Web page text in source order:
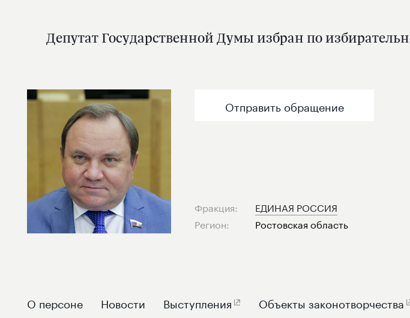
Депутат Государственной Думы избран по
Отправить обращение
Фракция:
ЕДИНАЯ РОССИЯ
Регион:
Ростовская область
О персоне Новости Выступления Объекты законотворчества